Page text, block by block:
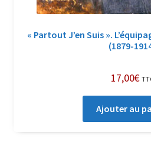
« Partout J’en Suis ».
(1879-
17,00€
Ajouter au